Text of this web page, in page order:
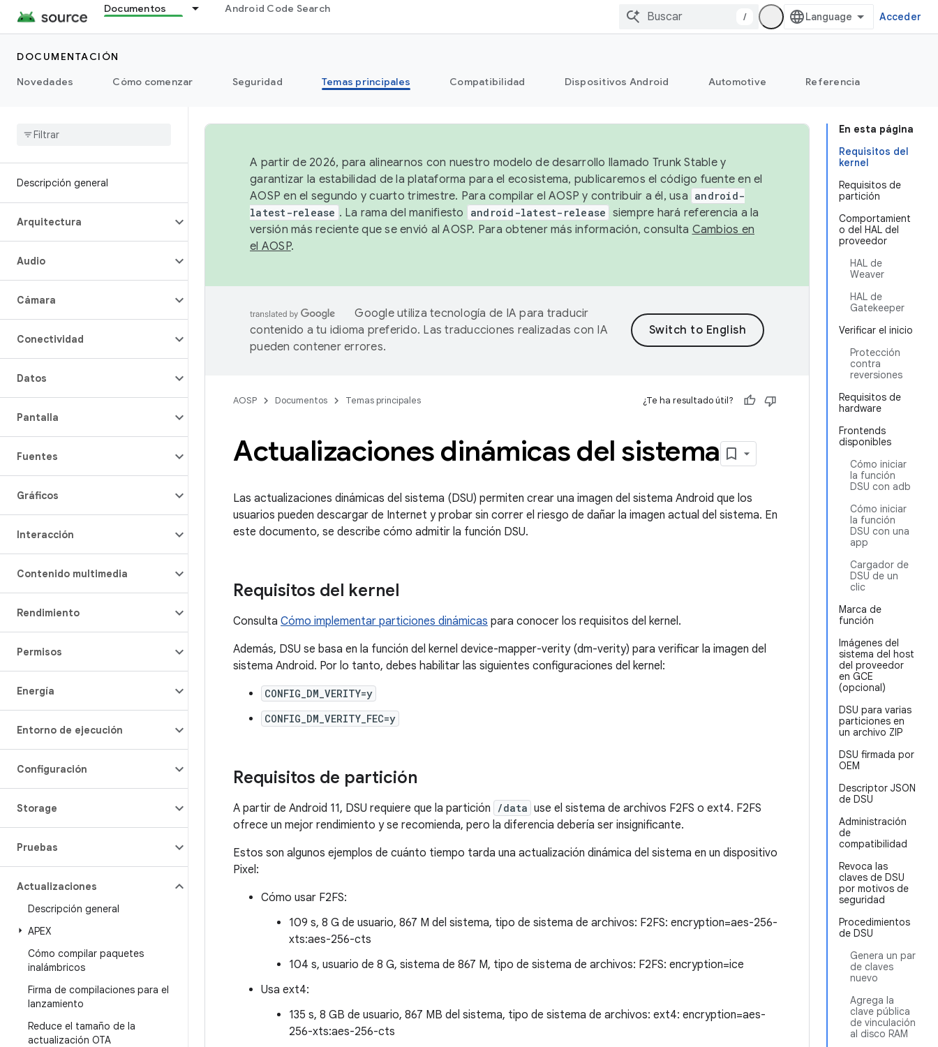
Documentos Android Code Search
/ Acceder
DOCUMENTACIÓN
Novedades
Cómo comenzar Seguridad Temas principales Compatibilidad Dispositivos Android Automotive Referencia
Descripción general
Arquitectura
Audio
Cámara
Conectividad
Datos
Pantalla
Fuentes
Gráficos
Interacción
Contenido multimedia
Rendimiento
Permisos
Energía
Entorno de ejecución
Configuración
Storage
Pruebas
Actualizaciones
Descripción general
APEX
Cómo compilar paquetes
inalámbricos
Firma de compilaciones para el
lanzamiento
Reduce el tamaño de la
actualización OTA
En esta página
Requisitos del
kernel
Requisitos de
partición
Comportamient
o del HAL del
proveedor
HAL de
Weaver
HAL de
Gatekeeper
Verificar el inicio
Protección
contra
reversiones
Requisitos de
hardware
Frontends
disponibles
Cómo iniciar
la función
DSU con adb
Cómo iniciar
la función
DSU con una
app
Cargador de
DSU de un
clic
Marca de
función
Imágenes del
sistema del host
del proveedor
en GCE
(opcional)
DSU para varias
particiones en
un archivo ZIP
DSU firmada por
OEM
Descriptor JSON
de DSU
Administración
de
compatibilidad
Revoca las
claves de DSU
por motivos de
seguridad
Procedimientos
de DSU
Genera un par
de claves
nuevo
Agrega la
clave pública
de vinculación
al disco RAM
A partir de 2026, para alinearnos con nuestro modelo de desarrollo llamado Trunk Stable y
garantizar la estabilidad de la plataforma para el ecosistema, publicaremos el código fuente en el
AOSP en el segundo y cuarto trimestre. Para compilar el AOSP y contribuir a él, usa android-
latest-release . La rama del manifiesto android-latest-release siempre hará referencia a la
versión más reciente que se envió al AOSP. Para obtener más información, consulta Cambios en
el AOSP.
Google utiliza tecnología de IA para traducir
contenido a tu idioma preferido. Las traducciones realizadas con IA
pueden contener errores.
AOSP Documentos Temas principales ¿Te ha resultado útil?
Actualizaciones dinámicas del sistema
Las actualizaciones dinámicas del sistema (DSU) permiten crear una imagen del sistema Android que los
usuarios pueden descargar de Internet y probar sin correr el riesgo de dañar la imagen actual del sistema. En
este documento, se describe cómo admitir la función DSU.
Requisitos del kernel
Consulta Cómo implementar particiones dinámicas para conocer los requisitos del kernel.
Además, DSU se basa en la función del kernel device-mapper-verity (dm-verity) para verificar la imagen del
sistema Android. Por lo tanto, debes habilitar las siguientes configuraciones del kernel:
CONFIG_DM_VERITY=y
CONFIG_DM_VERITY_FEC=y
Requisitos de partición
A partir de Android 11, DSU requiere que la partición /data use el sistema de archivos F2FS o ext4. F2FS
ofrece un mejor rendimiento y se recomienda, pero la diferencia debería ser insignificante.
Estos son algunos ejemplos de cuánto tiempo tarda una actualización dinámica del sistema en un dispositivo
Pixel:
Cómo usar F2FS:
109 s, 8 G de usuario, 867 M del sistema, tipo de sistema de archivos: F2FS: encryption=aes-256-
xts:aes-256-cts
104 s, usuario de 8 G, sistema de 867 M, tipo de sistema de archivos: F2FS: encryption=ice
Usa ext4:
135 s, 8 GB de usuario, 867 MB del sistema, tipo de sistema de archivos: ext4: encryption=aes-
256-xts:aes-256-cts